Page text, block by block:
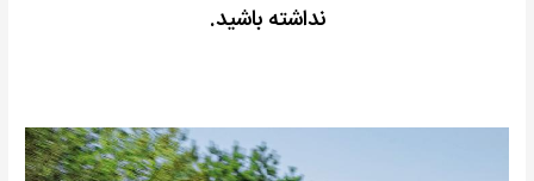
نداشته باشید.